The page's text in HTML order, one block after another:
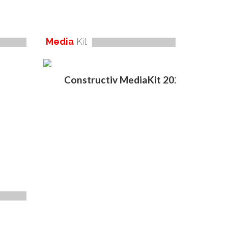
Media Kit
Constructiv MediaKit 2020